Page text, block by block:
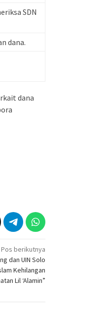
SDN
dana.
dana
Pos berikutnya
dan UIN Solo
Kehilangan
Lil ‘Alamin”